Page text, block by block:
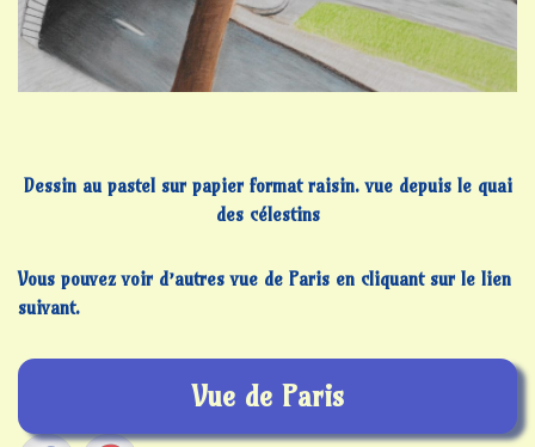
Dessin au pastel sur papier format raisin. vue depuis le quai
des célestins
Vous pouvez voir d’autres vue de Paris en cliquant sur le lien
suivant.
Vue de Paris